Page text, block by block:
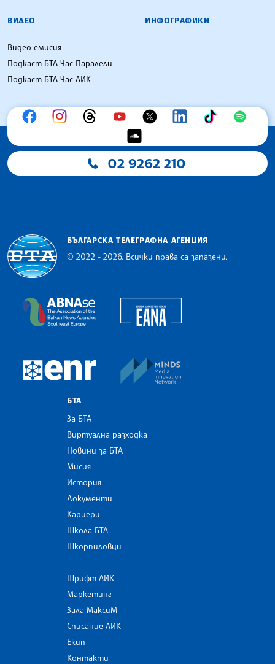
ВИДЕО
Видео емисия
Подкаст БТА Час Паралели
Подкаст БТА Час ЛИК
ИНФОГРАФИКИ
02 9262 210
БЪЛГАРСКА ТЕЛЕГРАФНА АГЕНЦИЯ
© 2022 - 2026, Всички права са запазени.
The Assocoation of the Balkan News Agencies
European Newsroom
БТА
За БТА
Виртуална разходка
Новини за БТА
Мисия
История
Документи
Кариери
Школа БТА
Шкорпиловци
Шрифт ЛИК
Маркетинг
Зала МаксиМ
Списание ЛИК
Екип
Контакти